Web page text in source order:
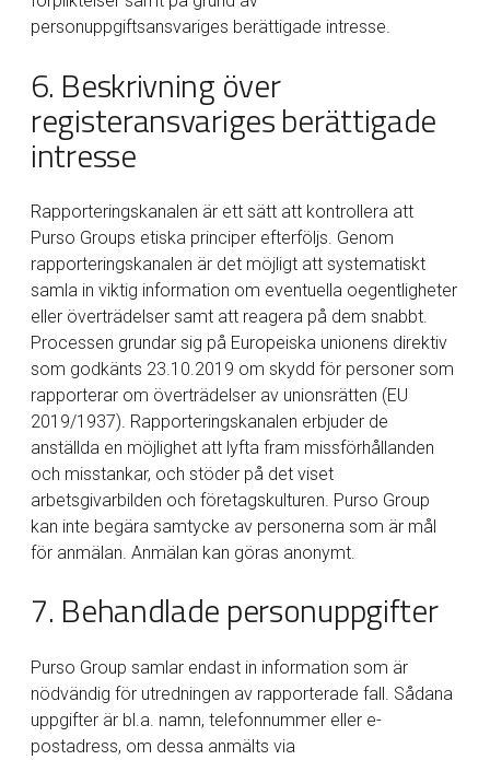
personuppgiftsansvariges berättigade intresse.
6. Beskrivning över
registeransvariges berättigade
intresse
Rapporteringskanalen är ett sätt att kontrollera att
Purso Groups etiska principer efterföljs. Genom
rapporteringskanalen är det möjligt att systematiskt
samla in viktig information om eventuella oegentligheter
eller överträdelser samt att reagera på dem snabbt.
Processen grundar sig på Europeiska unionens direktiv
som godkänts 23.10.2019 om skydd för personer som
rapporterar om överträdelser av unionsrätten (EU
2019/1937). Rapporteringskanalen erbjuder de
anställda en möjlighet att lyfta fram missförhållanden
och misstankar, och stöder på det viset
arbetsgivarbilden och företagskulturen. Purso Group
kan inte begära samtycke av personerna som är mål
för anmälan. Anmälan kan göras anonymt.
7. Behandlade personuppgifter
Purso Group samlar endast in information som är
nödvändig för utredningen av rapporterade fall. Sådana
uppgifter är bl.a. namn, telefonnummer eller e-
postadress, om dessa anmälts via